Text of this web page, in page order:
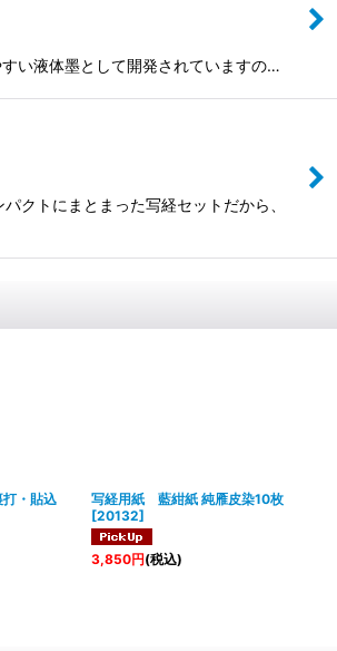
い液体墨として開発されていますの…
クトにまとまった写経セットだから、
・貼込
写経用紙 藍紺紙 純雁皮染10枚
[20132]
3,850円(税込)